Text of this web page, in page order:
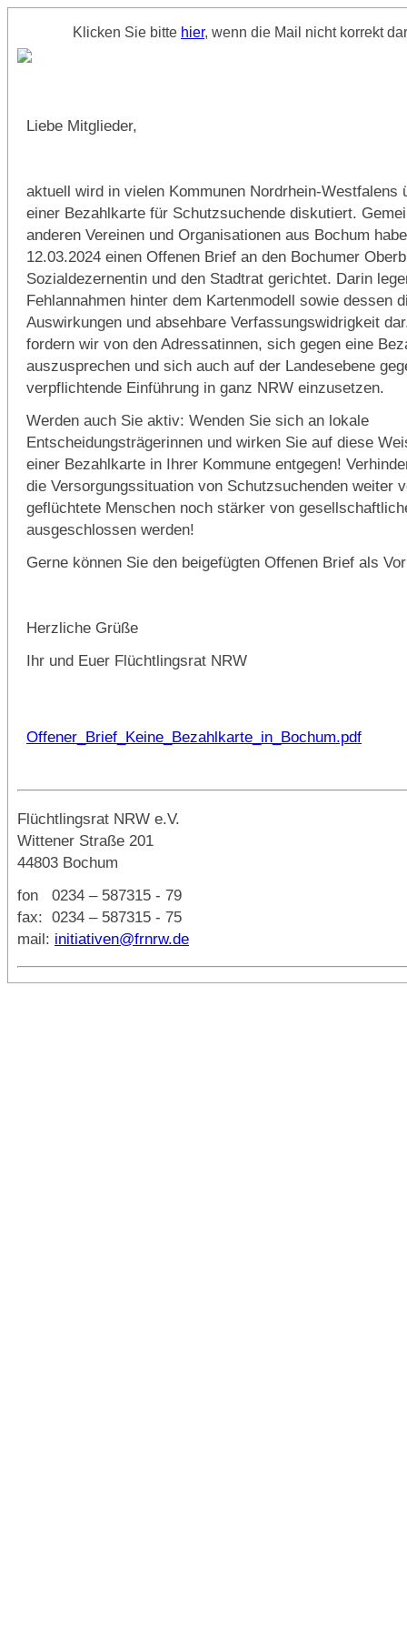
Klicken Sie bitte hier, wenn die Mail nicht korrekt
JETZT GEGEN DIE BEZAHLKARTE
Liebe Mitglieder,
aktuell wird in vielen Kommunen Nordrhein-Westfalens
einer Bezahlkarte für Schutzsuchende diskutiert.
anderen Vereinen und Organisationen aus Bochum
12.03.2024 einen Offenen Brief an den Bochumer
Sozialdezernentin und den Stadtrat gerichtet. Darin
Fehlannahmen hinter dem Kartenmodell sowie dessen
Auswirkungen und absehbare Verfassungswidrigkeit
fordern wir von den Adressatinnen, sich gegen eine
auszusprechen und sich auch auf der Landesebene
verpflichtende Einführung in ganz NRW einzusetzen.
Werden auch Sie aktiv: Wenden Sie sich an lokale
Entscheidungsträgerinnen und wirken Sie auf diese
einer Bezahlkarte in Ihrer Kommune entgegen!
die Versorgungssituation von Schutzsuchenden weiter
geflüchtete Menschen noch stärker von
ausgeschlossen werden!
Gerne können Sie den beigefügten Offenen Brief als
Herzliche Grüße
Ihr und Euer Flüchtlingsrat NRW
Offener_Brief_Keine_Bezahlkarte_in_Bochum.pdf
Flüchtlingsrat NRW e.V.
Wittener Straße 201
44803 Bochum
fon 0234 – 587315 - 79
fax: 0234 – 587315 - 75
mail: initiativen@frnrw.de